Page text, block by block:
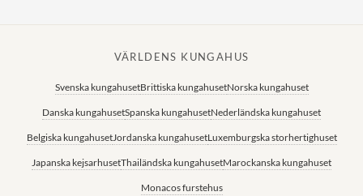
VÄRLDENS KUNGAHUS
Svenska kungahusetBrittiska kungahusetNorska kungahuset
Danska kungahusetSpanska kungahusetNederländska kungahuset
Belgiska kungahusetJordanska kungahusetLuxemburgska storhertighuset
Japanska kejsarhusetThailändska kungahusetMarockanska kungahuset
Monacos furstehus